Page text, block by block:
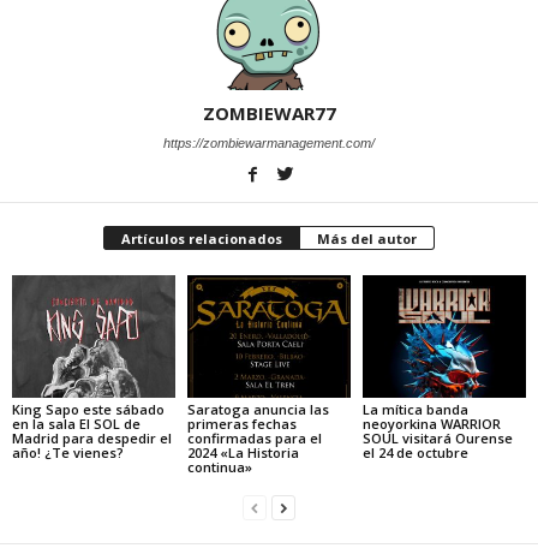
ZOMBIEWAR77
https://zombiewarmanagement.com/
Artículos relacionados Más del autor
King Sapo este sábado
en la sala El SOL de
Madrid para despedir el
año! ¿Te vienes?
Saratoga anuncia las
primeras fechas
confirmadas para el
2024 «La Historia
continua»
La mítica banda
neoyorkina WARRIOR
SOUL visitará Ourense
el 24 de octubre